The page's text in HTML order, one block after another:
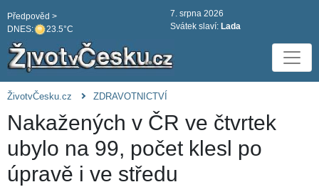
DNES: 23.5°C
Předpověd >
7. srpna 2026
Svátek slaví: Lada
ŽivotvČesku.cz ZDRAVOTNICTVÍ
Nakažených v ČR ve čtvrtek
ubylo na 99, počet klesl po
úpravě i ve středu